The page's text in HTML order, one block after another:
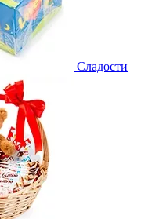
Сладости